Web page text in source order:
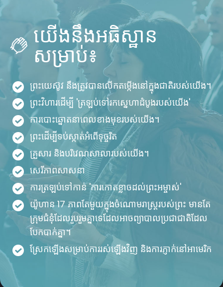
យើងនឹងអធិស្ឋាន
សម្រាប់៖
ព្រះយេស៊ូវ នឹងត្រូវបានលើកតម្កើងនៅក្នុងជាតិរបស់យើង។
ព្រះវិហារដើម្បី 'ត្រឡប់ទៅរកស្នេហាដំបូងរបស់យើង'
ការបោះឆ្នោតនាពេលខាងមុខរបស់យើង។
ព្រះ​ដើម្បី​ទប់​ស្កាត់​អំពើ​ទុច្ចរិត
គ្រួសារ និងបរិវេណសាលារបស់យើង។
សេរីភាពសាសនា
ការ​ត្រឡប់​ទៅ​កាន់ 'ការ​កោត​ខ្លាច​ដល់​ព្រះអម្ចាស់'
យ៉ូហាន 17 ភាពតែមួយក្នុងចំណោមរាស្ដ្ររបស់ព្រះ មានតែ
ក្រុមជំនុំដែលរួបរួមគ្នាទេដែលអាចព្យាបាលប្រជាជាតិដែល
បែកបាក់គ្នា។
ស្រែកឡើងសម្រាប់ការរស់ឡើងវិញ និងការភ្ញាក់នៅអាមេរិក